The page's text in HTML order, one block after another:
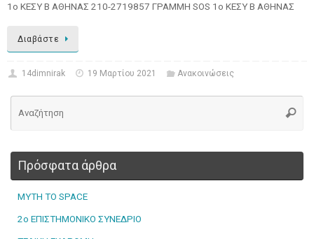
1ο ΚΕΣΥ Β ΑΘΗΝΑΣ 210-2719857 ΓΡΑΜΜΗ SOS 1ο ΚΕΣΥ Β ΑΘΗΝΑΣ
Διαβάστε
14dimnirak 19 Μαρτίου 2021 Ανακοινώσεις
Πρόσφατα άρθρα
MYTH TO SPACE
2ο ΕΠΙΣΤΗΜΟΝΙΚΟ ΣΥΝΕΔΡΙΟ